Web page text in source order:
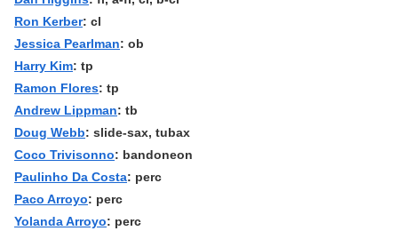
Ron Kerber: cl
Jessica Pearlman: ob
Harry Kim: tp
Ramon Flores: tp
Andrew Lippman: tb
Doug Webb: slide-sax, tubax
Coco Trivisonno: bandoneon
Paulinho Da Costa: perc
Paco Arroyo: perc
Yolanda Arroyo: perc